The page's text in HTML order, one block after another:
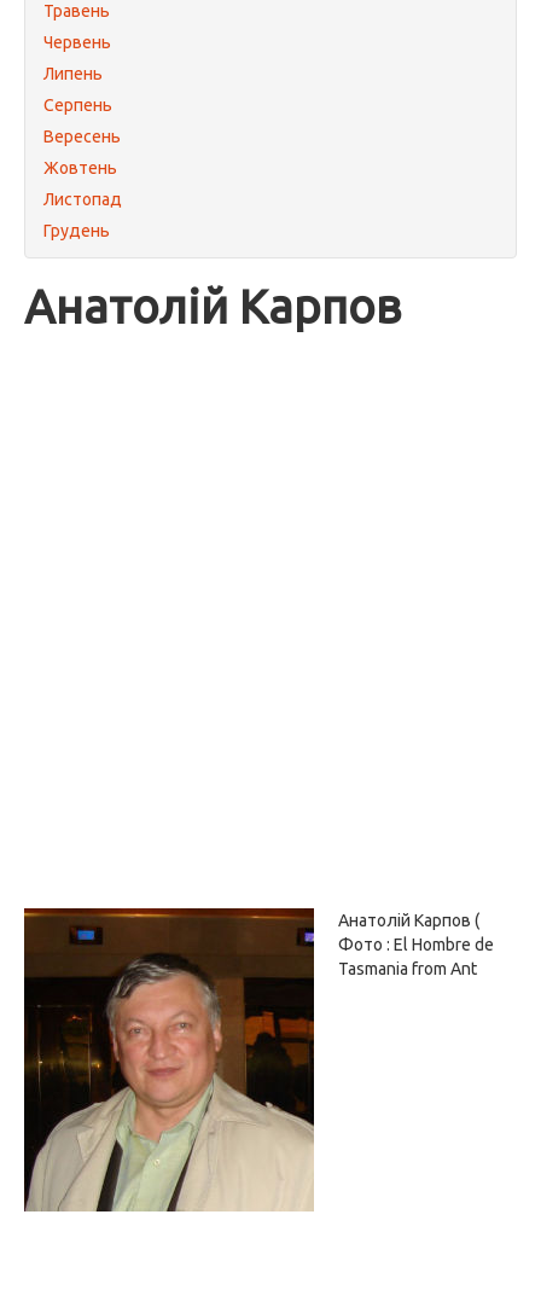
Травень
Червень
Липень
Серпень
Вересень
Жовтень
Листопад
Грудень
Анатолій Карпов
Анатолій Карпов (
Фото : El Hombre de
Tasmania from Ant